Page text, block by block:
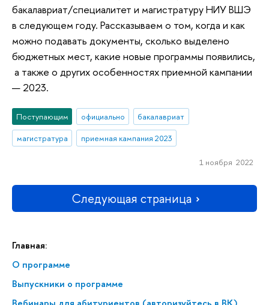
Главная:
О программе
Выпускники о программе
бакалавриат/специалитет и магистратуру НИУ ВШЭ
в следующем году. Рассказываем о том, когда и как
можно подавать документы, сколько выделено
бюджетных мест, какие новые программы появились,
а также о других особенностях приемной кампании
— 2023.
Поступающим официально
бакалавриат
магистратура
приемная кампания 2023
1 ноября 2022
Следующая страница